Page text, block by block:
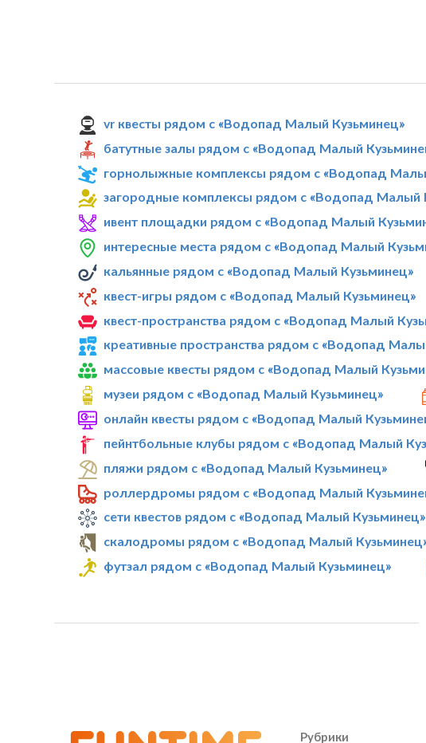
vr квесты рядом с «Водопад Малый Кузьминец»
батутные залы рядом с «Водопад Малый
горнолыжные комплексы рядом с «Водопад
загородные комплексы рядом с «Водопад Малый
ивент площадки рядом с «Водопад Малый
интересные места рядом с «Водопад Малый
кальянные рядом с «Водопад Малый Кузьминец»
квест-игры рядом с «Водопад Малый Кузьминец»
квест-пространства рядом с «Водопад Малый
креативные пространства рядом с «Водопад
массовые квесты рядом с «Водопад Малый
музеи рядом с «Водопад Малый Кузьминец»
онлайн квесты рядом с «Водопад Малый
пейнтбольные клубы рядом с «Водопад Малый
пляжи рядом с «Водопад Малый Кузьминец»
роллердромы рядом с «Водопад Малый
сети квестов рядом с «Водопад Малый Кузьминец»
скалодромы рядом с «Водопад Малый
футзал рядом с «Водопад Малый Кузьминец»
Рубрики